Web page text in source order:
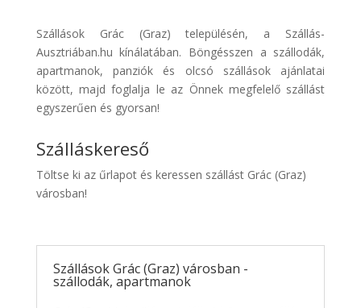
Discover
Cars
Transzfer
Kiwi
Taxi
Szállások Grác (Graz) településén, a Szállás-
Ausztriában.hu kínálatában. Böngésszen a szállodák,
apartmanok, panziók és olcsó szállások ajánlatai
között, majd foglalja le az Önnek megfelelő szállást
egyszerűen és gyorsan!
Szálláskereső
Töltse ki az űrlapot és keressen szállást Grác (Graz)
városban!
Szállások Grác (Graz) városban -
szállodák, apartmanok